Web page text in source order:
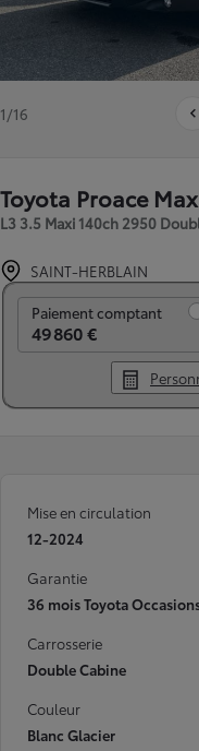
1/16
Toyota Proace
L3 3.5 Maxi 140ch 2950
SAINT-HERBLAIN
Paiement comptant
49 860 €
Mise en circulation
12-2024
Garantie
36 mois Toyota
Carrosserie
Double Cabine
Couleur
Blanc Glacier